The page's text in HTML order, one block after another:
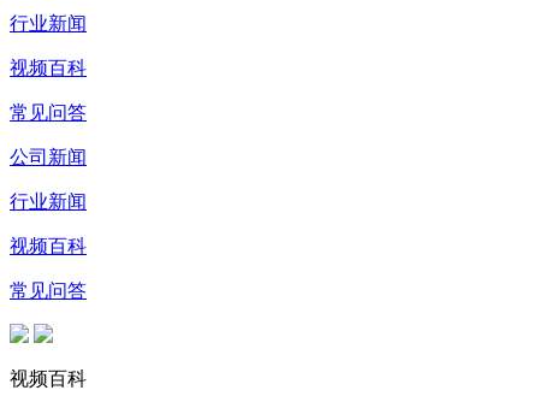
行业新闻
视频百科
常见问答
公司新闻
行业新闻
视频百科
常见问答
视频百科